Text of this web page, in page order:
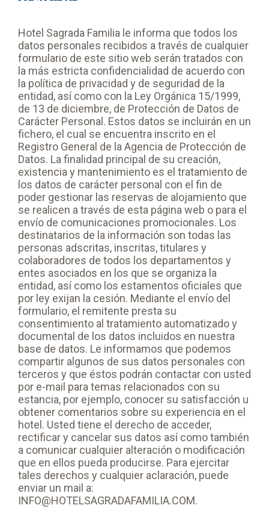
Hotel Sagrada Familia le informa que todos los
datos personales recibidos a través de cualquier
formulario de este sitio web serán tratados con
la más estricta confidencialidad de acuerdo con
la política de privacidad y de seguridad de la
entidad, así como con la Ley Orgánica 15/1999,
de 13 de diciembre, de Protección de Datos de
Carácter Personal. Estos datos se incluirán en un
fichero, el cual se encuentra inscrito en el
Registro General de la Agencia de Protección de
Datos. La finalidad principal de su creación,
existencia y mantenimiento es el tratamiento de
los datos de carácter personal con el fin de
poder gestionar las reservas de alojamiento que
se realicen a través de esta página web o para el
envío de comunicaciones promocionales. Los
destinatarios de la información son todas las
personas adscritas, inscritas, titulares y
colaboradores de todos los departamentos y
entes asociados en los que se organiza la
entidad, así como los estamentos oficiales que
por ley exijan la cesión. Mediante el envío del
formulario, el remitente presta su
consentimiento al tratamiento automatizado y
documental de los datos incluidos en nuestra
base de datos. Le informamos que podemos
compartir algunos de sus datos personales con
terceros y que éstos podrán contactar con usted
por e-mail para temas relacionados con su
estancia, por ejemplo, conocer su satisfacción u
obtener comentarios sobre su experiencia en el
hotel. Usted tiene el derecho de acceder,
rectificar y cancelar sus datos así como también
a comunicar cualquier alteración o modificación
que en ellos pueda producirse. Para ejercitar
tales derechos y cualquier aclaración, puede
enviar un mail a:
INFO@HOTELSAGRADAFAMILIA.COM.